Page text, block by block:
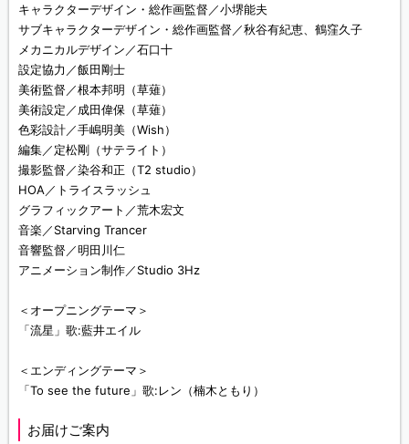
キャラクターデザイン・総作画監督／小堺能夫
サブキャラクターデザイン・総作画監督／秋谷有紀恵、鶴窪久子
メカニカルデザイン／石口十
設定協力／飯田剛士
美術監督／根本邦明（草薙）
美術設定／成田偉保（草薙）
色彩設計／手嶋明美（Wish）
編集／定松剛（サテライト）
撮影監督／染谷和正（T2 studio）
HOA／トライスラッシュ
グラフィックアート／荒木宏文
音楽／Starving Trancer
音響監督／明田川仁
アニメーション制作／Studio 3Hz
＜オープニングテーマ＞
「流星」歌:藍井エイル
＜エンディングテーマ＞
「To see the future」歌:レン（楠木ともり）
お届けご案内